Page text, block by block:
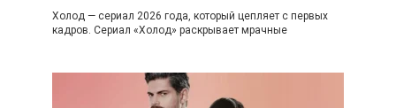
Холод — сериал 2026 года, который цепляет с первых
кадров. Сериал «Холод» раскрывает мрачные